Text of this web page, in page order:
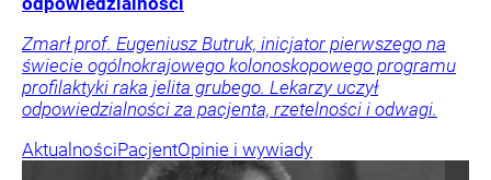
Zmarł prof. Eugeniusz Butruk, inicjator pierwszego na
świecie ogólnokrajowego kolonoskopowego programu
profilaktyki raka jelita grubego. Lekarzy uczył
odpowiedzialności za pacjenta, rzetelności i odwagi.
AktualnościPacjentOpinie i wywiady